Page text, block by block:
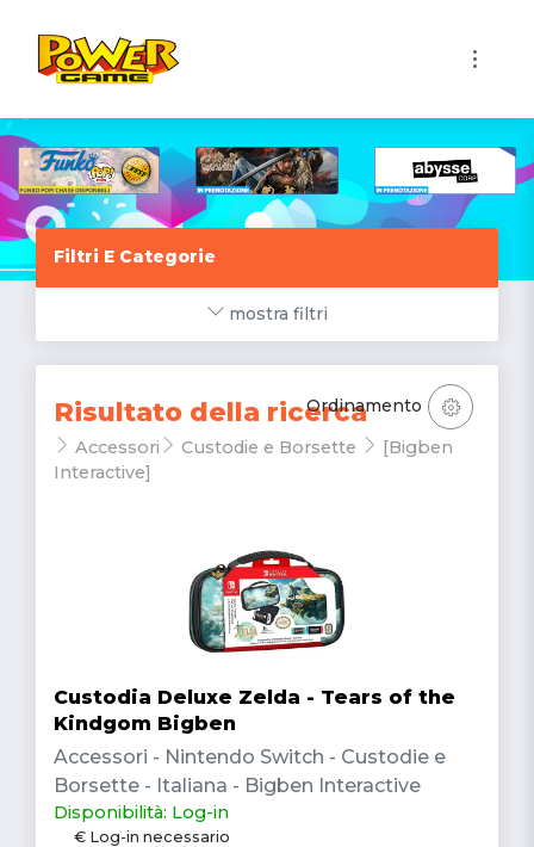
Filtri E Categorie
mostra filtri
Risultato della ricerca
Accessori Custodie e Borsette
[Bigben
Interactive]
Ordinamento
Custodia Deluxe Zelda - Tears of the
Kindgom Bigben
Accessori - Nintendo Switch - Custodie e
Borsette - Italiana - Bigben Interactive
Disponibilità: Log-in
€ Log-in necessario